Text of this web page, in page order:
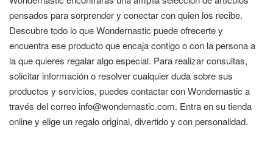
pensados para sorprender y conectar con quien los recibe.
Descubre todo lo que Wondernastic puede ofrecerte y
encuentra ese producto que encaja contigo o con la persona a
la que quieres regalar algo especial. Para realizar consultas,
solicitar información o resolver cualquier duda sobre sus
productos y servicios, puedes contactar con Wondernastic a
través del correo info@wondernastic.com. Entra en su tienda
online y elige un regalo original, divertido y con personalidad.